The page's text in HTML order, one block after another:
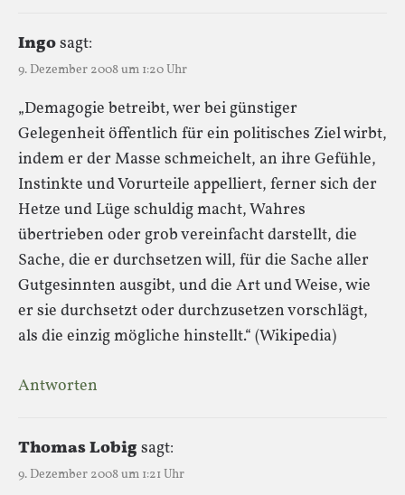
Ingosagt:
9. Dezember 2008 um 1:20 Uhr
„Demagogie betreibt, wer bei günstiger
Gelegenheit öffentlich für ein politisches Ziel wirbt,
indem er der Masse schmeichelt, an ihre Gefühle,
Instinkte und Vorurteile appelliert, ferner sich der
Hetze und Lüge schuldig macht, Wahres
übertrieben oder grob vereinfacht darstellt, die
Sache, die er durchsetzen will, für die Sache aller
Gutgesinnten ausgibt, und die Art und Weise, wie
er sie durchsetzt oder durchzusetzen vorschlägt,
als die einzig mögliche hinstellt.“ (Wikipedia)
Antworten
Thomas Lobigsagt:
9. Dezember 2008 um 1:21 Uhr